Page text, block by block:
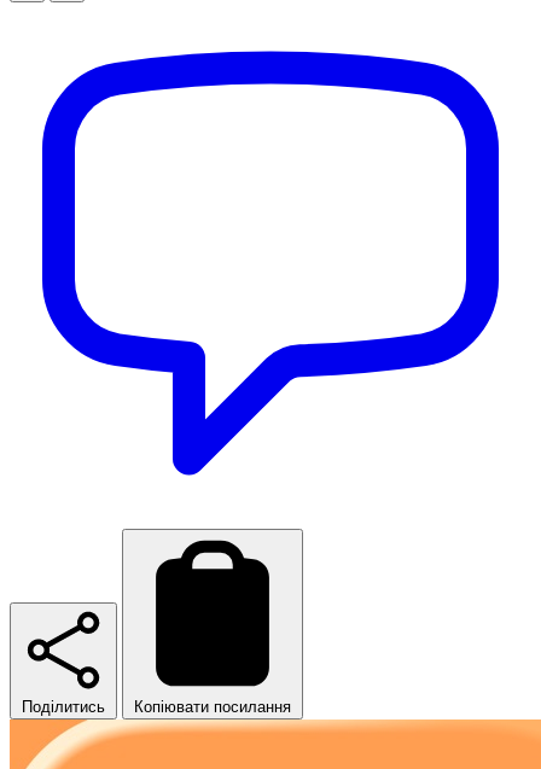
Поділитись Копіювати посилання